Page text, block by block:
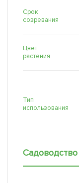
Срок
созревания
Цвет
растения
Тип
использования
Садоводство